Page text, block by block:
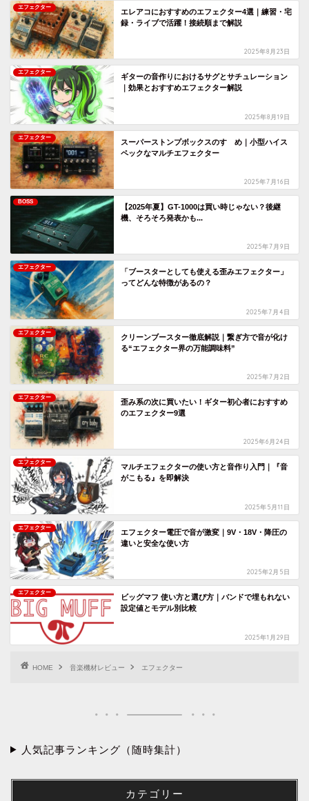
エフェクター
エレアコにおすすめのエフェクター4選｜練習・宅
録・ライブで活躍！接続順まで解説
2025年8月23日
エフェクター
ギターの音作りにおけるサグとサチュレーション
｜効果とおすすめエフェクター解説
2025年8月19日
エフェクター
スーパーストンプボックスのすゝめ｜小型ハイス
ペックなマルチエフェクター
2025年7月16日
BOSS
【2025年夏】GT-1000は買い時じゃない？後継
機、そろそろ発表かも...
2025年7月9日
エフェクター
「ブースターとしても使える歪みエフェクター」
ってどんな特徴があるの？
2025年7月4日
エフェクター
クリーンブースター徹底解説｜繋ぎ方で音が化け
る“エフェクター界の万能調味料”
2025年7月2日
エフェクター
歪み系の次に買いたい！ギター初心者におすすめ
のエフェクター9選
2025年6月24日
エフェクター
マルチエフェクターの使い方と音作り入門｜『音
がこもる』を即解決
2025年5月11日
エフェクター
エフェクター電圧で音が激変｜9V・18V・降圧の
違いと安全な使い方
2025年2月5日
エフェクター
ビッグマフ 使い方と選び方｜バンドで埋もれない
設定値とモデル別比較
2025年1月29日
HOME 音楽機材レビュー エフェクター
人気記事ランキング（随時集計）
カテゴリー